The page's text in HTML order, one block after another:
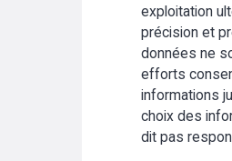
exploitation
précision et
données ne
efforts
informations
choix des
dit pas